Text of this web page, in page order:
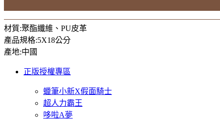
材質:聚酯纖維、PU皮革
產品規格:5X18公分
產地:中國
正版授權專區
蠟筆小新X假面騎士
超人力霸王
哆啦A夢